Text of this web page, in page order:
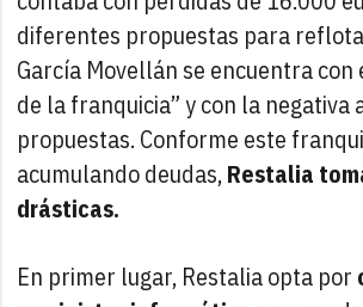
diferentes propuestas para
García Movellán se encuentra con
de la franquicia” y con la negativa
propuestas. Conforme este
acumulando deudas,Restalia
drásticas.
En primer lugar, Restalia opta por